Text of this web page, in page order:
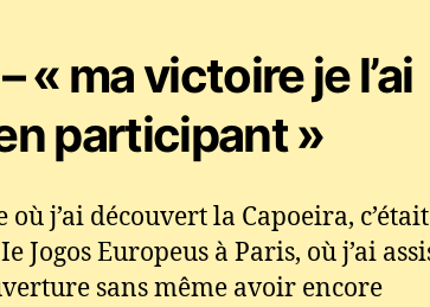
« ma victoire je l’ai
participant »
où j’ai découvert la Capoeira,
Jogos Europeus à Paris, où j’ai
sans même avoir encore